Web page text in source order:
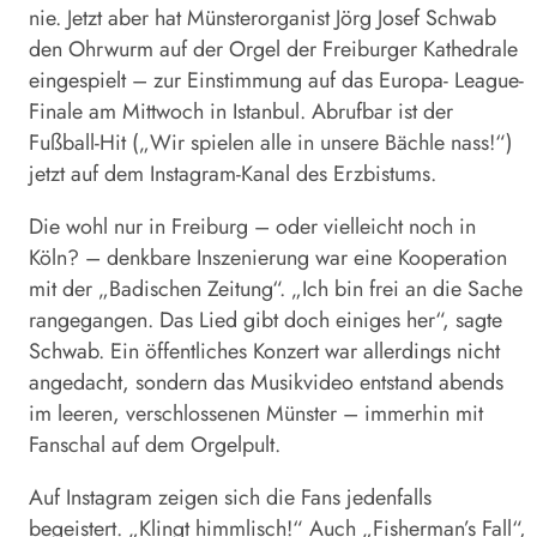
nie. Jetzt aber hat Münsterorganist Jörg Josef Schwab
den Ohrwurm auf der Orgel der Freiburger Kathedrale
eingespielt – zur Einstimmung auf das Europa- League-
Finale am Mittwoch in Istanbul. Abrufbar ist der
Fußball-Hit („Wir spielen alle in unsere Bächle nass!“)
jetzt auf dem Instagram-Kanal des Erzbistums.
Die wohl nur in Freiburg – oder vielleicht noch in
Köln? – denkbare Inszenierung war eine Kooperation
mit der „Badischen Zeitung“. „Ich bin frei an die Sache
rangegangen. Das Lied gibt doch einiges her“, sagte
Schwab. Ein öffentliches Konzert war allerdings nicht
angedacht, sondern das Musikvideo entstand abends
im leeren, verschlossenen Münster – immerhin mit
Fanschal auf dem Orgelpult.
Auf Instagram zeigen sich die Fans jedenfalls
begeistert. „Klingt himmlisch!“ Auch „Fisherman’s Fall“,